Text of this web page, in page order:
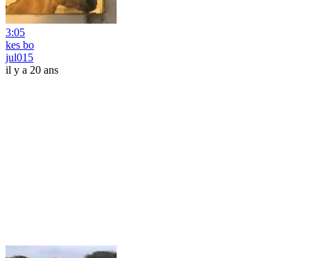
3:05
kes bo
jul015
il y a 20 ans